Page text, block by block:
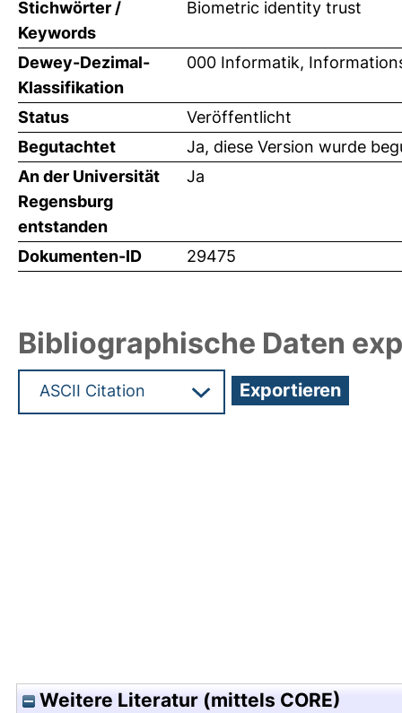
Stichwörter /
Keywords
Biometric identity trust
Dewey-Dezimal-
Klassifikation
000 Informatik,
Status
Veröffentlicht
Begutachtet
Ja, diese Version wurde
An der Universität
Regensburg
entstanden
Ja
Dokumenten-ID 29475
Bibliographische Daten
Weitere Literatur (mittels CORE)